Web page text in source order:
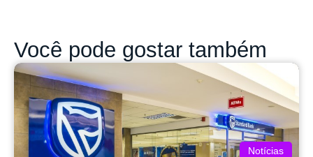
Você pode gostar também
Notícias